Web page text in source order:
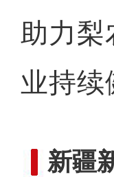
助力梨
业持续
新疆